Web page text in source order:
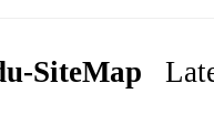
SiteMap